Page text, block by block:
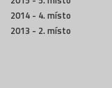
2014 - 4. místo
2013 - 2. místo